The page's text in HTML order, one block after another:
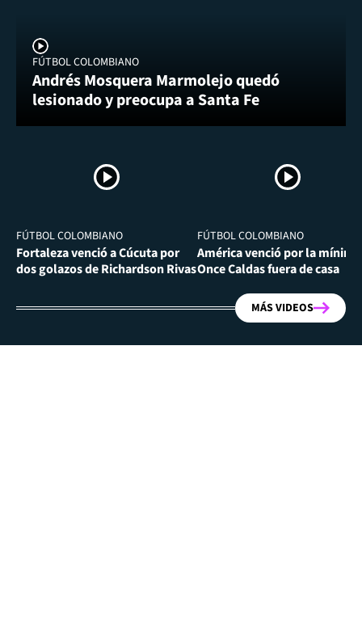
FÚTBOL COLOMBIANO
Andrés Mosquera Marmolejo quedó
lesionado y preocupa a Santa Fe
FÚTBOL COLOMBIANO
Fortaleza venció a Cúcuta por
dos golazos de Richardson Rivas
FÚTBOL COLOMBIANO
América venció por la
Once Caldas fuera de casa
MÁS VIDEOS